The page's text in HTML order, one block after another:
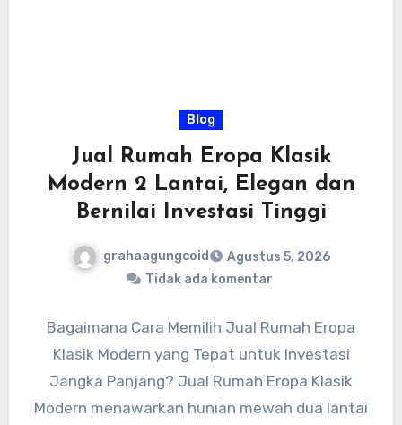
Blog
Jual Rumah Eropa Klasik
Modern 2 Lantai, Elegan dan
Bernilai Investasi Tinggi
grahaagungcoid
Agustus 5, 2026
Tidak ada komentar
Bagaimana Cara Memilih Jual Rumah Eropa
Klasik Modern yang Tepat untuk Investasi
Jangka Panjang? Jual Rumah Eropa Klasik
Modern menawarkan hunian mewah dua lantai